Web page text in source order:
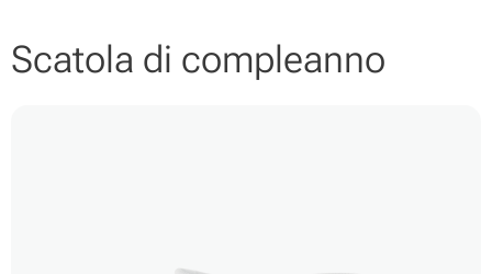
Scatola di compleanno